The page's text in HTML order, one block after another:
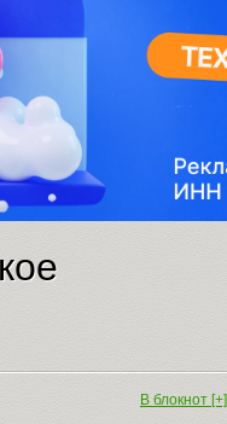
В блокнот [+]